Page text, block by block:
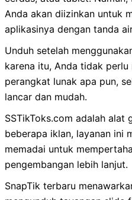
Anda akan diizinkan untuk
aplikasinya dengan tanda
Unduh setelah
karena itu, Anda tidak
perangkat lunak apa pun,
lancar dan mudah.
SSTikToks.com adalah alat
beberapa iklan, layanan ini
memadai untuk
pengembangan lebih lanjut.
SnapTik terbaru